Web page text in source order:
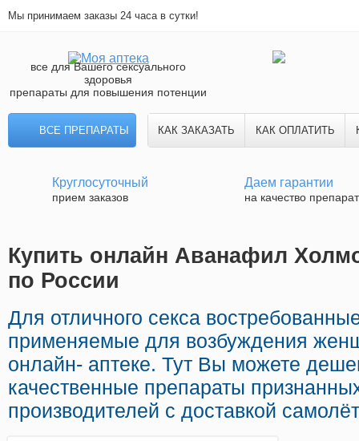
Мы принимаем заказы 24 часа в сутки!
все для Вашего сексуального
здоровья
препараты для повышения потенции
ВСЕ ПРЕПАРАТЫ КАК ЗАКАЗАТЬ КАК ОПЛАТИТЬ
Круглосуточный
прием заказов
Даем гарантии
на качество
Купить онлайн Аванафил
по России
Для отличного секса
применяемые для возбуждения
онлайн- аптеке. Тут Вы можете
качественные препараты
производителей с доставкой